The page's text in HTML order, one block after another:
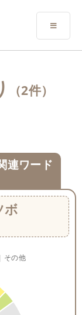
（2件）
連ワード
ボ